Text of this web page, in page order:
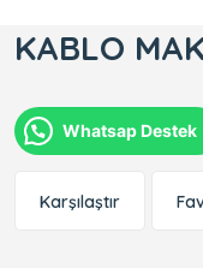
KABLO
Whatsap Destek
Karşılaştır